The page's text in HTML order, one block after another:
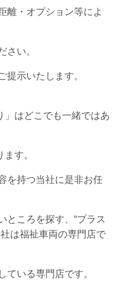
離・オプション等によ
さい。
提示いたします。
」はどこでも一緒ではあ
す。
を持つ当社に是非お任
ところを探す、“プラス
は福祉車両の専門店で
ている専門店です。